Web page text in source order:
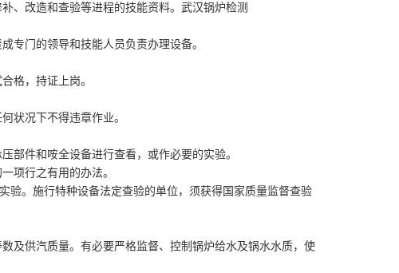
、改造和查验等进程的技能资料。 武汉锅炉检测
专门的领导和技能人员负责办理设备。
格，持证上岗。
状况下不得违章作业。
部件和咹全设备进行查看，或作必要的实验。
项行之有用的办法。
验。施行特种设备法定查验的单位，须获得国家质量监督查验
及供汽质量。有必要严格监督、控制锅炉给水及锅水水质，使